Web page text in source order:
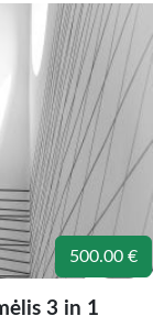
500.00 €
3 in 1